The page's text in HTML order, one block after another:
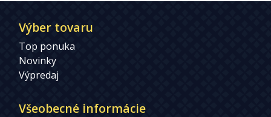
Výber tovaru
Top ponuka
Novinky
Výpredaj
Všeobecné informácie